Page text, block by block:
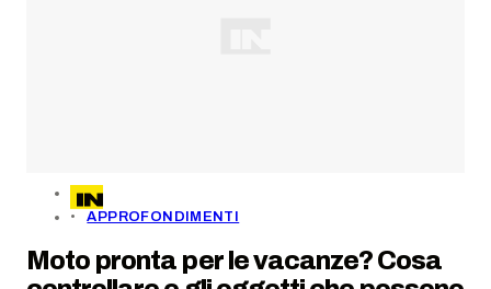
APPROFONDIMENTI
Moto pronta per le vacanze? Cosa